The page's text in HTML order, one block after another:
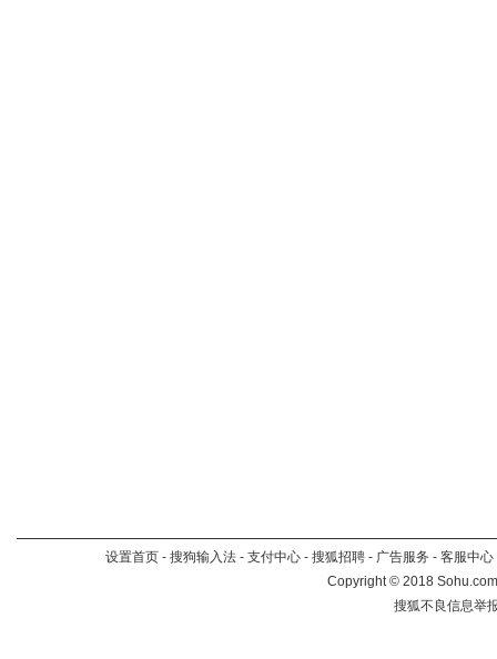
设置首页 - 搜狗输入法 - 支付中心 - 搜狐招聘 - 广告服务 - 客服中心
Copyright©2018
搜狐不良信息举